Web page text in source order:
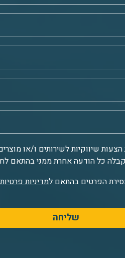
שיווקיות לשירותים ו/או
כל הודעה אחרת ממני בהתאם
הפרטים בהתאם למדיניות
שליחה